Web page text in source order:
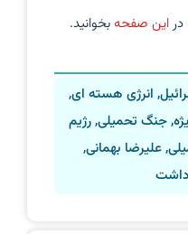
این صفحهبخوانید.
, انرژی هسته ای,
,جنگ تحمیلی,رژیم
,علیرضا بهمانی,